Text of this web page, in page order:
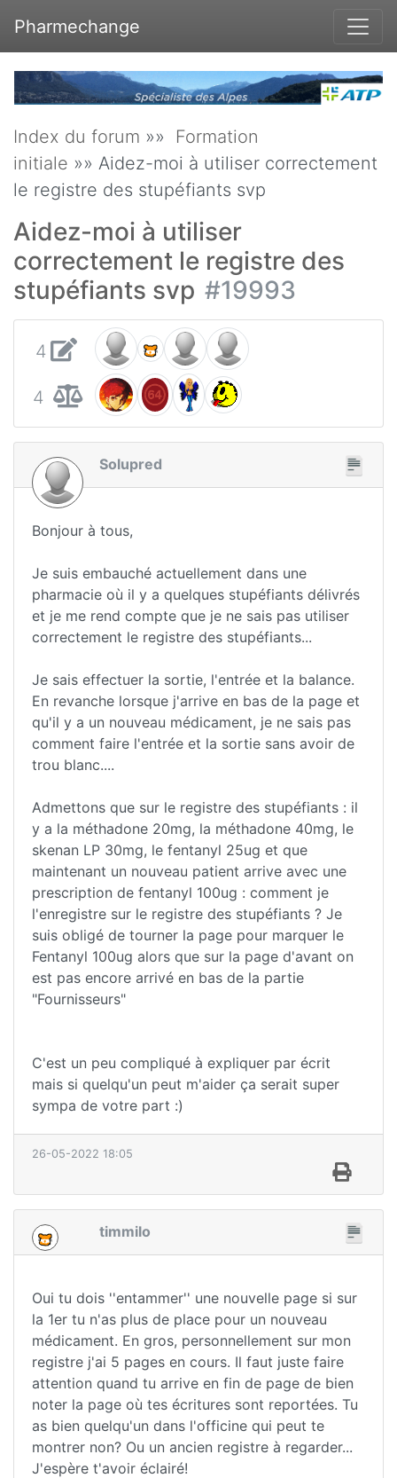
Pharmechange
Index du forum »» Formation
initiale »» Aidez-moi à utiliser correctement
le registre des stupéfiants svp
Aidez-moi à utiliser
correctement le registre des
stupéfiants svp #19993
4
4
Solupred
Bonjour à tous,
Je suis embauché actuellement dans une
pharmacie où il y a quelques stupéfiants délivrés
et je me rend compte que je ne sais pas utiliser
correctement le registre des stupéfiants...
Je sais effectuer la sortie, l'entrée et la balance.
En revanche lorsque j'arrive en bas de la page et
qu'il y a un nouveau médicament, je ne sais pas
comment faire l'entrée et la sortie sans avoir de
trou blanc....
Admettons que sur le registre des stupéfiants : il
y a la méthadone 20mg, la méthadone 40mg, le
skenan LP 30mg, le fentanyl 25ug et que
maintenant un nouveau patient arrive avec une
prescription de fentanyl 100ug : comment je
l'enregistre sur le registre des stupéfiants ? Je
suis obligé de tourner la page pour marquer le
Fentanyl 100ug alors que sur la page d'avant on
est pas encore arrivé en bas de la partie
"Fournisseurs"
C'est un peu compliqué à expliquer par écrit
mais si quelqu'un peut m'aider ça serait super
sympa de votre part :)
26-05-2022 18:05
timmilo
Oui tu dois ''entammer'' une nouvelle page si sur
la 1er tu n'as plus de place pour un nouveau
médicament. En gros, personnellement sur mon
registre j'ai 5 pages en cours. Il faut juste faire
attention quand tu arrive en fin de page de bien
noter la page où tes écritures sont reportées. Tu
as bien quelqu'un dans l'officine qui peut te
montrer non? Ou un ancien registre à regarder...
J'espère t'avoir éclairé!